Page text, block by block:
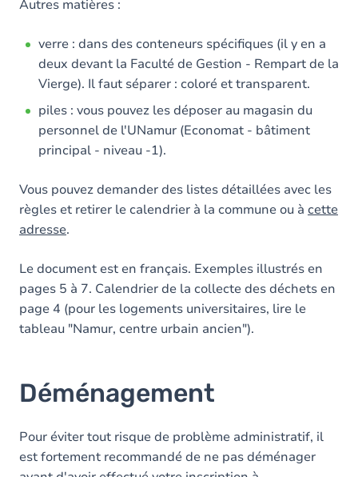
Autres matières :
verre : dans des conteneurs spécifiques (il y en a
deux devant la Faculté de Gestion - Rempart de la
Vierge). Il faut séparer : coloré et transparent.
piles : vous pouvez les déposer au magasin du
personnel de l'UNamur (Economat - bâtiment
principal - niveau -1).
Vous pouvez demander des listes détaillées avec les
règles et retirer le calendrier à la commune ou à cette
adresse.
Le document est en français. Exemples illustrés en
pages 5 à 7. Calendrier de la collecte des déchets en
page 4 (pour les logements universitaires, lire le
tableau "Namur, centre urbain ancien").
Déménagement
Pour éviter tout risque de problème administratif, il
est fortement recommandé de ne pas déménager